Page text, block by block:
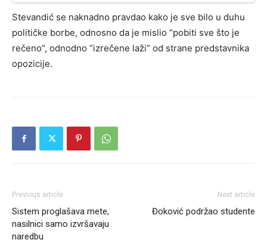
Stevandić se naknadno pravdao kako je sve bilo u duhu
političke borbe, odnosno da je mislio “pobiti sve što je
rečeno”, odnodno “izrečene laži” od strane predstavnika
opozicije.
Previous article
Sistem proglašava mete,
nasilnici samo izvršavaju
naredbu
Next article
Đoković podržao studente